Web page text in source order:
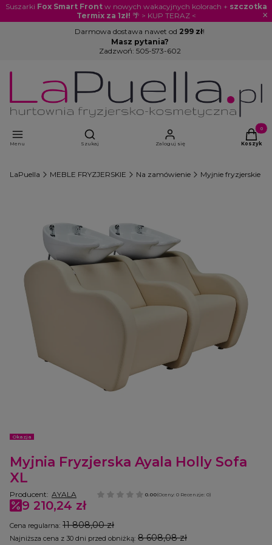
Suszarki Fox Smart Frontw nowych wakacyjnych kolorach + szczotka
Termix za 1zł! 🌴 > KUP TERAZ < ×
Darmowa dostawa nawet od 299 zł!
Masz pytania?
Zadzwoń: 505-573-602
Menu
Otwórz wyszukiwarkę
Szukaj Zaloguj się Koszyk
LaPuella MEBLE FRYZJERSKIE Na zamówienie Myjnie fryzjerskie
Etykiety
Okazja
Myjnia Fryzjerska Ayala Holly Sofa
XL
Producent: AYALA 0.00(Oceny: 0 Recenzje: 0)
9 210,24 zł
Cena regularna: 11 808,00 zł
Najniższa cena z 30 dni przed obniżką: 8 608,08 zł